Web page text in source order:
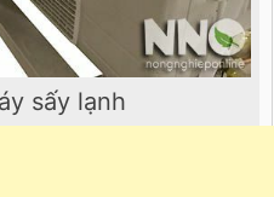
sấy lạnh